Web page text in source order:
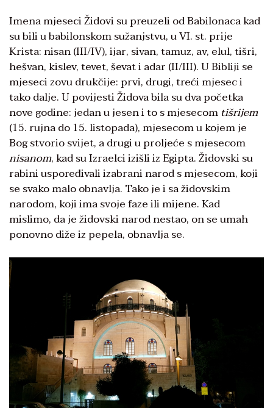
Imena mjeseci Židovi su preuzeli od Babilonaca kad
su bili u babilonskom sužanjstvu, u VI. st. prije
Krista: nisan (III/IV), ijar, sivan, tamuz, av, elul, tišri,
hešvan, kislev, tevet, ševat i adar (II/III). U Bibliji se
mjeseci zovu drukčije: prvi, drugi, treći mjesec i
tako dalje. U povijesti Židova bila su dva početka
nove godine: jedan u jesen i to s mjesecom tišrijem
(15. rujna do 15. listopada), mjesecom u kojem je
Bog stvorio svijet, a drugi u proljeće s mjesecom
nisanom, kad su Izraelci izišli iz Egipta. Židovski su
rabini uspoređivali izabrani narod s mjesecom, koji
se svako malo obnavlja. Tako je i sa židovskim
narodom, koji ima svoje faze ili mijene. Kad
mislimo, da je židovski narod nestao, on se umah
ponovno diže iz pepela, obnavlja se.